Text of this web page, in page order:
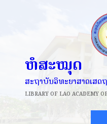
ຫໍສະໝຸດ
ສະຖາບັນວິທະຍາສາດເສ
LIBRARY OF LAO ACADEMY